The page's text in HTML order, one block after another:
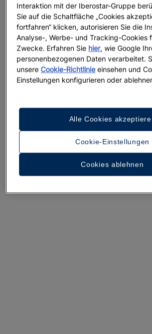
Ein Rundgang durch das Hotel
34 Fotos und Videos anzeigen
Interaktion mit der Iberostar-Gruppe
Sie auf die Schaltfläche „Cookies
fortfahren“ klicken, autorisieren Sie die
Analyse-, Werbe- und Tracking-Cookies
Zwecke. Erfahren Sie hier, wie Google
personenbezogenen Daten verarbeitet.
unsereCookie-Richtlinie einsehen und
Einstellungen konfigurieren oder
Cookie-Einstellungen
Cookies ablehnen
Alle Cookies